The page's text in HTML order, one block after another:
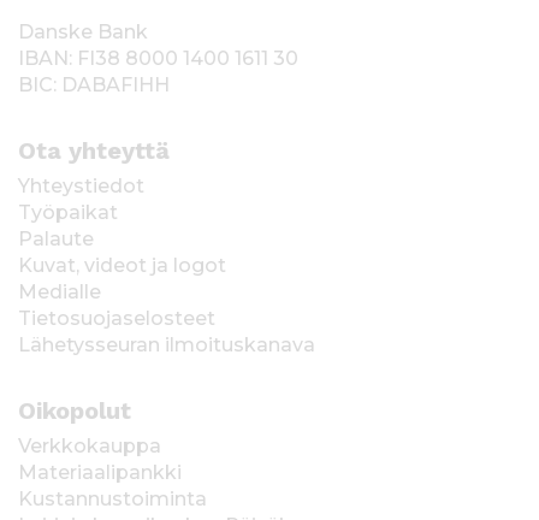
Danske Bank
IBAN: FI38 8000 1400 1611 30
BIC: DABAFIHH
Ota yhteyttä
Yhteystiedot
Työpaikat
Palaute
Kuvat, videot ja logot
Medialle
Tietosuojaselosteet
Lähetysseuran ilmoituskanava
Oikopolut
Verkkokauppa
Materiaalipankki
Kustannustoiminta